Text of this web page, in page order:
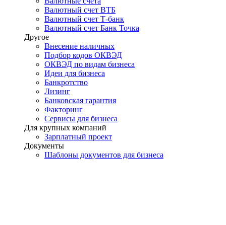
Валютный счет ВТБ
Валютный счет Т-банк
Валютный счет Банк Точка
Другое
Внесение наличных
Подбор кодов ОКВЭД
ОКВЭД по видам бизнеса
Идеи для бизнеса
Банкротство
Лизинг
Банковская гарантия
Факторинг
Сервисы для бизнеса
Для крупных компаний
Зарплатный проект
Документы
Шаблоны документов для бизнеса